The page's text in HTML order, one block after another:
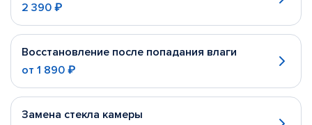
2 390 ₽
Восстановление после попадания влаги
от 1 890 ₽
Замена стекла камеры